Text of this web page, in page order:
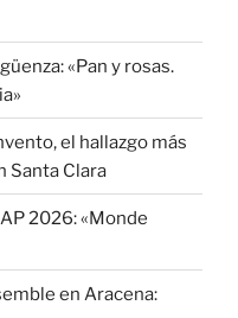
«Pan y rosas.
el hallazgo más
Santa Clara
2026: «Monde
en Aracena: